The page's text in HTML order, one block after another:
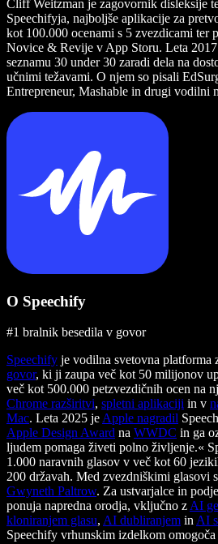
Cliff Weitzman je zagovornik disleksije
Speechifyja, najboljše aplikacije za
kot 100.000 ocenami s 5 zvezdicami ter
Novice & Revije v App Storu. Leta
seznamu 30 under 30 zaradi dela na
učnimi težavami. O njem so pisali
Entrepreneur, Mashable in drugi vodilni
O Speechify
#1 bralnik besedila v govor
Speechify je vodilna svetovna platforma
govor, ki ji zaupa več kot 50 milijonov
več kot 500.000 petzvezdičnih ocen na
Chrome razširitvi, spletni aplikaciji in v
Mac. Leta 2025 je Apple nagradil
Apple Design Award na WWDC in ga
ljudem pomaga živeti polno življenje.«
1.000 naravnih glasov v več kot 60
200 državah. Med zvezdniškimi glasovi
Gwyneth Paltrow. Za ustvarjalce in
ponuja napredna orodja, vključno z AI
kloniranjem glasu, AI dubliranjem in AI
Speechify vrhunskim izdelkom